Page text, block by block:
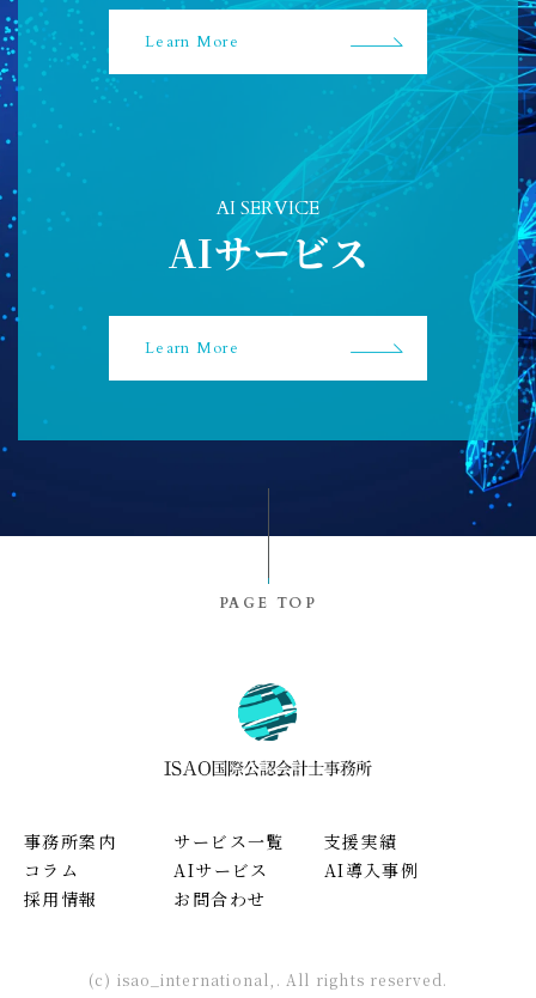
Learn More
AI SERVICE
AIサービス
Learn More
PAGE TOP
事務所案内 サービス一覧
支援実績
コラム
AIサービス
AI導入事例
採用情報
お問合わせ
(c) isao_international,. All rights reserved.